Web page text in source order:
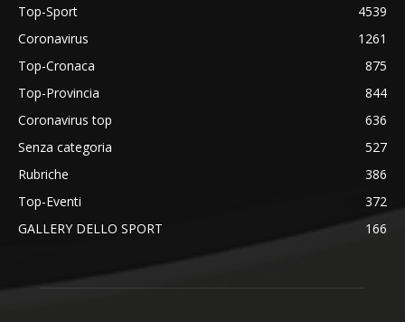
Top-Sport
4539
Coronavirus
1261
Top-Cronaca
875
Top-Provincia
844
Coronavirus top
636
Senza categoria
527
Rubriche
386
Top-Eventi
372
GALLERY DELLO SPORT
166